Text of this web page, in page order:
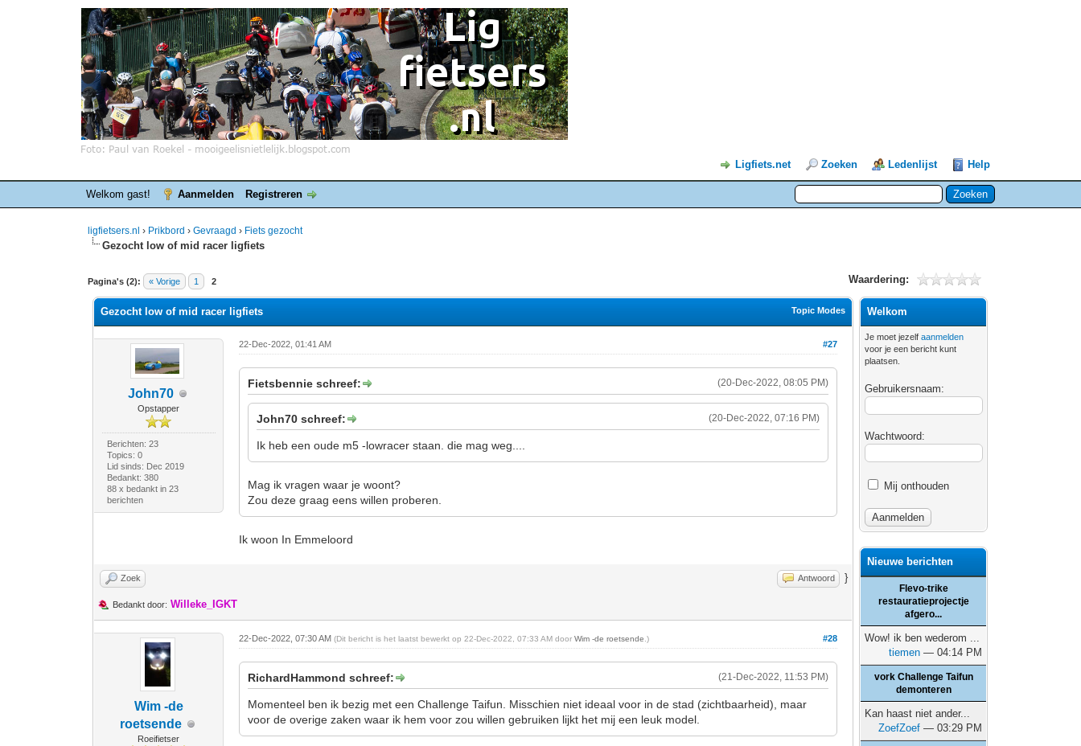
Ligfiets.net Zoeken Ledenlijst Help
Welkom gast! Aanmelden Registreren
ligfietsers.nl › Prikbord ›Gevraagd › Fiets gezocht
Gezocht low of mid racer ligfiets
Pagina's (2): « Vorige 1 2 Waardering:
0 stemmen - gemiddelde waardering is 0
1
2
3
4
5
Topic Modes
Gezocht low of mid racer ligfiets
John70
Opstapper
Berichten: 23
Topics: 0
Lid sinds: Dec 2019
Bedankt: 380
88 x bedankt in 23
berichten
#27
22-Dec-2022, 01:41 AM
(20-Dec-2022, 08:05 PM)
Fietsbennie schreef:
(20-Dec-2022, 07:16 PM)
John70 schreef:
Ik heb een oude m5 -lowracer staan. die mag weg....
Mag ik vragen waar je woont?
Zou deze graag eens willen proberen.
Ik woon In Emmeloord
Zoek Antwoord }
Bedankt door: Willeke_IGKT
Wim -de
roetsende
Roeifietser
#28
22-Dec-2022, 07:30 AM(Dit bericht is het laatst bewerkt op 22-Dec-2022, 07:33 AM doorWim -de roetsende .)
(21-Dec-2022, 11:53 PM)
RichardHammond schreef:
Momenteel ben ik bezig met een Challenge Taifun. Misschien niet ideaal voor in de stad (zichtbaarheid), maar
voor de overige zaken waar ik hem voor zou willen gebruiken lijkt het mij een leuk model.
Welkom
Je moet jezelfaanmelden
voor je een bericht kunt
plaatsen.
Gebruikersnaam:
Wachtwoord:
Mij onthouden
Nieuwe berichten
Flevo-trike
restauratieprojectje
afgero...
Wow! ik ben wederom ...
tiemen — 04:14 PM
vork Challenge Taifun
demonteren
Kan haast niet ander...
ZoefZoef — 03:29 PM